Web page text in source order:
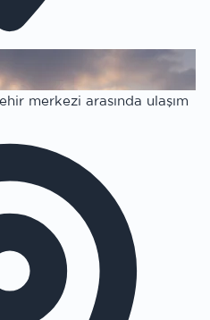
merkezi arasında ulaşım